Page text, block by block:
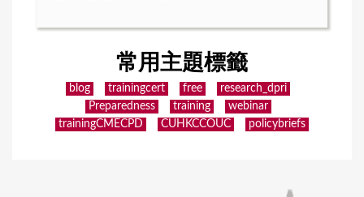
常用主題標籤
blog trainingcert free
research_dpri
Preparedness
training
webinar
trainingCMECPD
CUHKCCOUC policybriefs